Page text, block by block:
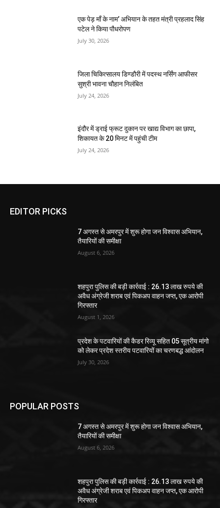
एक पेड़ माँ के नाम’ अभियान के तहत मंत्री प्रहलाद सिंह
पटेल ने किया पौधरोपण
July 30, 2026
जिला चिकित्सालय डिण्डौरी में पदस्थ नर्सिंग आफीसर
सुश्री भावना चौहान निलंबित
July 24, 2026
इंदौर में ड्राई फ्रूट दुकान पर खाद्य विभाग का छापा,
शिकायत के 20 मिनट में पहुंची टीम
July 24, 2026
EDITOR PICKS
7 अगस्त से अमरपुर में शुरू होगा जन विश्वास अभियान,
तैयारियों की समीक्षा
August 6, 2026
शहपुरा पुलिस की बड़ी कार्रवाई : 26.13 लाख रुपये की
अवैध अंग्रेजी शराब एवं पिकअप वाहन जप्त, एक आरोपी
गिरफ्तार
August 1, 2026
प्रदेश के पटवारियों की कैडर रिव्यू सहित 05 सूत्रीय मांगो
को लेकर प्रदेश स्तरीय पटवारियों का चरणबद्ध आंदोलन
July 30, 2026
POPULAR POSTS
7 अगस्त से अमरपुर में शुरू होगा जन विश्वास अभियान,
तैयारियों की समीक्षा
August 6, 2026
शहपुरा पुलिस की बड़ी कार्रवाई : 26.13 लाख रुपये की
अवैध अंग्रेजी शराब एवं पिकअप वाहन जप्त, एक आरोपी
गिरफ्तार